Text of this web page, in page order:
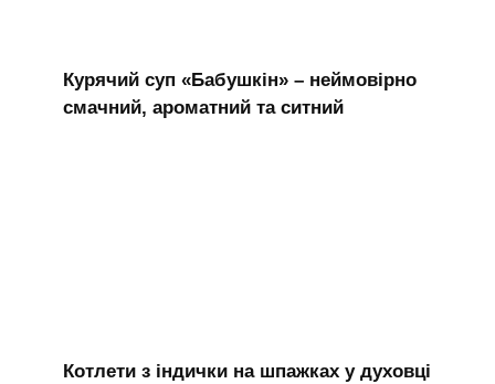
Курячий суп «Бабушкін» – неймовірно
смачний, ароматний та ситний
Котлети з індички на шпажках у духовці